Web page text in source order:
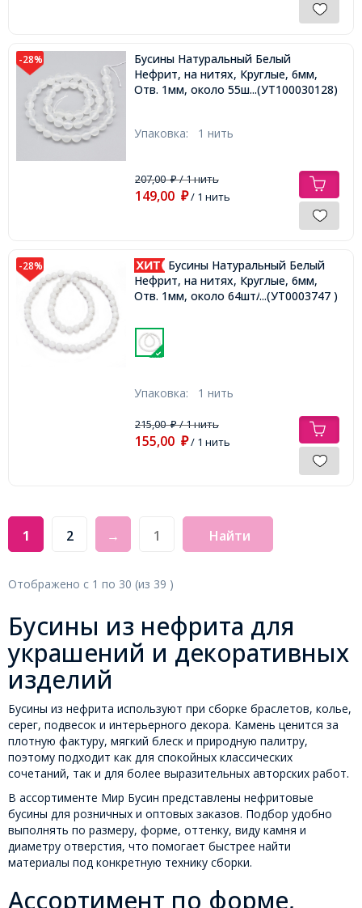
-28%
Бусины Натуральный Белый
Нефрит, на нитях, Круглые, 6мм,
Отв. 1мм, около 55шт/36см/нить,
...(УТ100030128)
Упаковка: 1 нить
207,00₽/ 1 нить
149,00 ₽/ 1 нить
-28%
Бусины Натуральный Белый
Нефрит, на нитях, Круглые, 6мм,
Отв. 1мм, около 64шт/36см/нить,
...(УТ0003747 )
Упаковка: 1 нить
215,00₽/ 1 нить
155,00 ₽/ 1 нить
1 2 → Найти
Отображено с 1 по 30 (из 39 )
Бусины из нефрита для
украшений и декоративных
изделий
Бусины из нефрита используют при сборке браслетов, колье,
серег, подвесок и интерьерного декора. Камень ценится за
плотную фактуру, мягкий блеск и природную палитру,
поэтому подходит как для спокойных классических
сочетаний, так и для более выразительных авторских работ.
В ассортименте Мир Бусин представлены нефритовые
бусины для розничных и оптовых заказов. Подбор удобно
выполнять по размеру, форме, оттенку, виду камня и
диаметру отверстия, что помогает быстрее найти
материалы под конкретную технику сборки.
Ассортимент по форме,